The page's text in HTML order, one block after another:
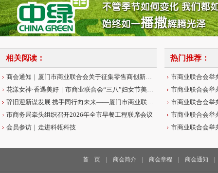
相关阅读：
商会通知｜厦门市商业联合会关于征集零售商创新案例的通知
花漾女神·香遇美好｜市商业联合会“三八”妇女节美学沙龙圆满举办
辞旧迎新谋发展 携手同行向未来——厦门市商业联合会2026年新春贺词
市商务局牵头组织召开2026年全市早餐工程联席会议
会员参访｜走进科瓴科技
热门推荐：
首 页 商会简介 商会章程 商会通知